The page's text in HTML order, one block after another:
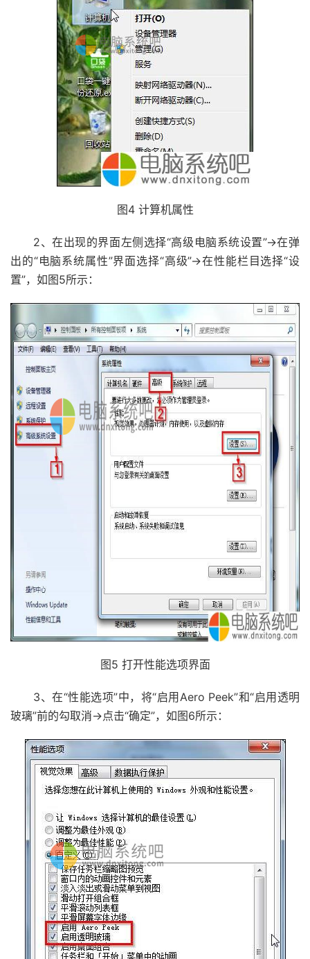
图4 计算机属性
2、在出现的界面左侧选择“高级电脑系统设置”→在弹
出的“电脑系统属性”界面选择“高级”→在性能栏目选择“设
置”，如图5所示：
图5 打开性能选项界面
3、在“性能选项”中，将“启用Aero Peek”和“启用透明
玻璃”前的勾取消→点击“确定”，如图6所示：